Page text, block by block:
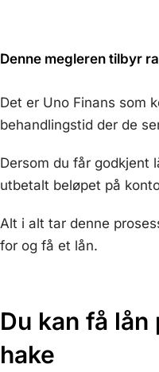
Denne megleren tilbyr
Det er Uno Finans som
behandlingstid der de
Dersom du får godkjent
utbetalt beløpet på
Alt i alt tar denne
for og få et lån.
Du kan få
hake